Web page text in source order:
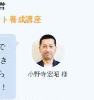
養成講座
小野寺宏昭 様